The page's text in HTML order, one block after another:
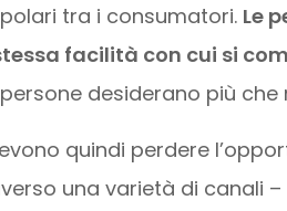
tra i consumatori. Le
facilità con cui si
desiderano più che
quindi perdere
una varietà di canali